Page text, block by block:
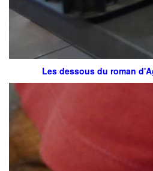
Les dessous du roman